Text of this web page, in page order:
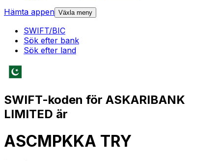
Hämta appen Växla meny
SWIFT/BIC
Sök efter bank
Sök efter land
SWIFT-koden för ASKARIBANK
LIMITED är
ASCMPKKA TRY